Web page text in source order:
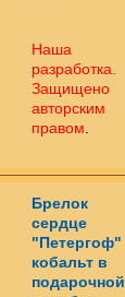
Наша
разработка.
Защищено
авторским
правом
Брелок
сердце
"Петергоф"
кобальт в
подарочной